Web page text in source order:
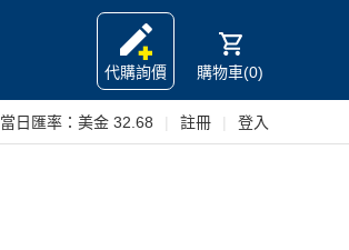
代購詢價
購物車(0)
當日匯率： 美金 32.68 註冊 登入